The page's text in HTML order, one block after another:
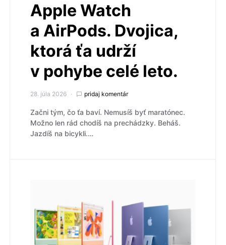
Apple Watch
a AirPods. Dvojica,
ktorá ťa udrží
v pohybe celé leto.
28. júla 2026 pridaj komentár
Začni tým, čo ťa baví. Nemusíš byť maratónec.
Možno len rád chodíš na prechádzky. Beháš.
Jazdíš na bicykli.…